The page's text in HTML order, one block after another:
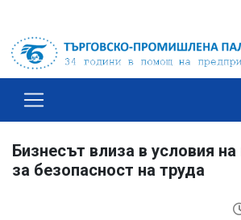
Бизнесът влиза в условия
за безопасност на труда